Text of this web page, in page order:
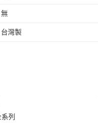
無
台灣製
系列